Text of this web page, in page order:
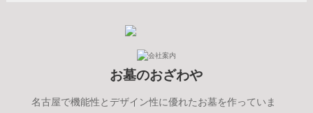
お墓のおざわや
名古屋で機能性とデザイン性に優れたお墓を作っていま